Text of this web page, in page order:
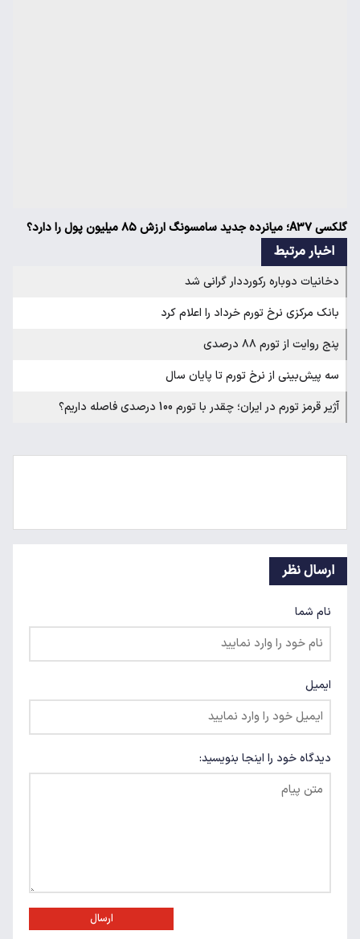
گلکسی A۳۷؛ میانرده جدید سامسونگ ارزش ۸۵ میلیون پول را دارد؟
اخبار مرتبط
دخانیات دوباره رکورددار گرانی شد
بانک مرکزی نرخ تورم خرداد را اعلام کرد
پنج روایت از تورم ۸۸ درصدی
سه پیش‌بینی از نرخ تورم تا پایان سال
آژیر قرمز تورم در ایران؛ چقدر با تورم 100 درصدی فاصله داریم؟
ارسال نظر
نام شما
ایمیل
دیدگاه خود را اینجا بنویسید:
ارسال